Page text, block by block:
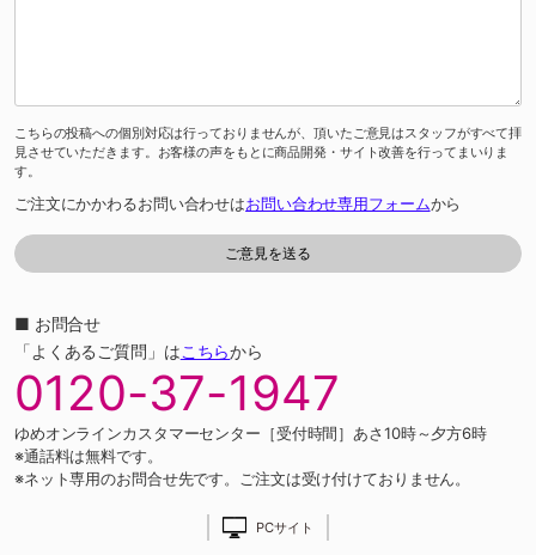
こちらの投稿への個別対応は行っておりませんが、頂いたご意見はスタッフがすべて拝
見させていただきます。お客様の声をもとに商品開発・サイト改善を行ってまいりま
す。
ご注文にかかわるお問い合わせはお問い合わせ専用フォームから
■ お問合せ
「よくあるご質問」はこちらから
0120-37-1947
ゆめオンラインカスタマーセンター［受付時間］あさ10時～夕方6時
※通話料は無料です。
※ネット専用のお問合せ先です。ご注文は受け付けておりません。
PCサイト